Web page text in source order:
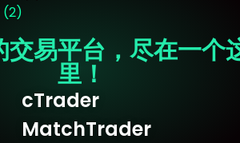
交易平台，尽在一个
里！
cTrader
MatchTrader